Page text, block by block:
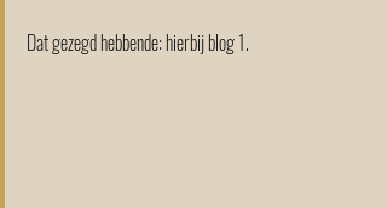
Dat gezegd hebbende: hierbij blog 1.